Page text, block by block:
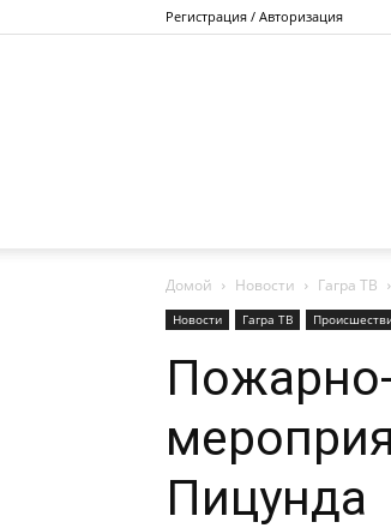
Регистрация / Авторизация
Домой Новости Гагра ТВ
Новости Гагра ТВ
Пицунда